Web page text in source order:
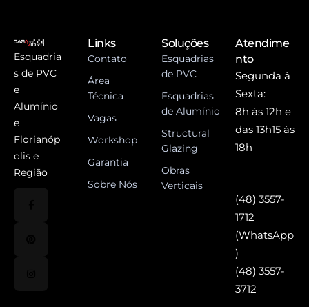
Esquadria
s de PVC
e
Alumínio
e
Florianóp
olis e
Região
Links
Contato
Área
Técnica
Vagas
Workshop
Garantia
Sobre Nós
Soluções
Esquadrias
de PVC
Esquadrias
de Alumínio
Structural
Glazing
Obras
Verticais
Atendime
nto
Segunda à
Sexta:
8h às 12h e
das 13h15 às
18h
(48) 3557-
1712
(WhatsApp
)
(48) 3557-
3712